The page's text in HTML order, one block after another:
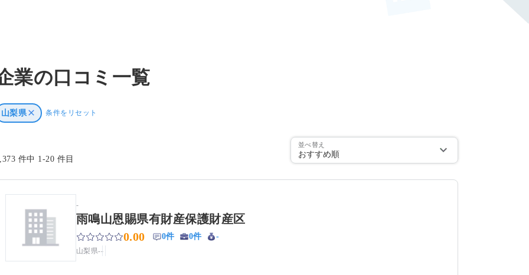
業の口コミ一覧
山梨県 条件をリセット
件中 1-20 件目
並べ替え
おすすめ順
-
雨鳴山恩賜県有財産保護財産区
0.00
0件 0件 -
山梨県--